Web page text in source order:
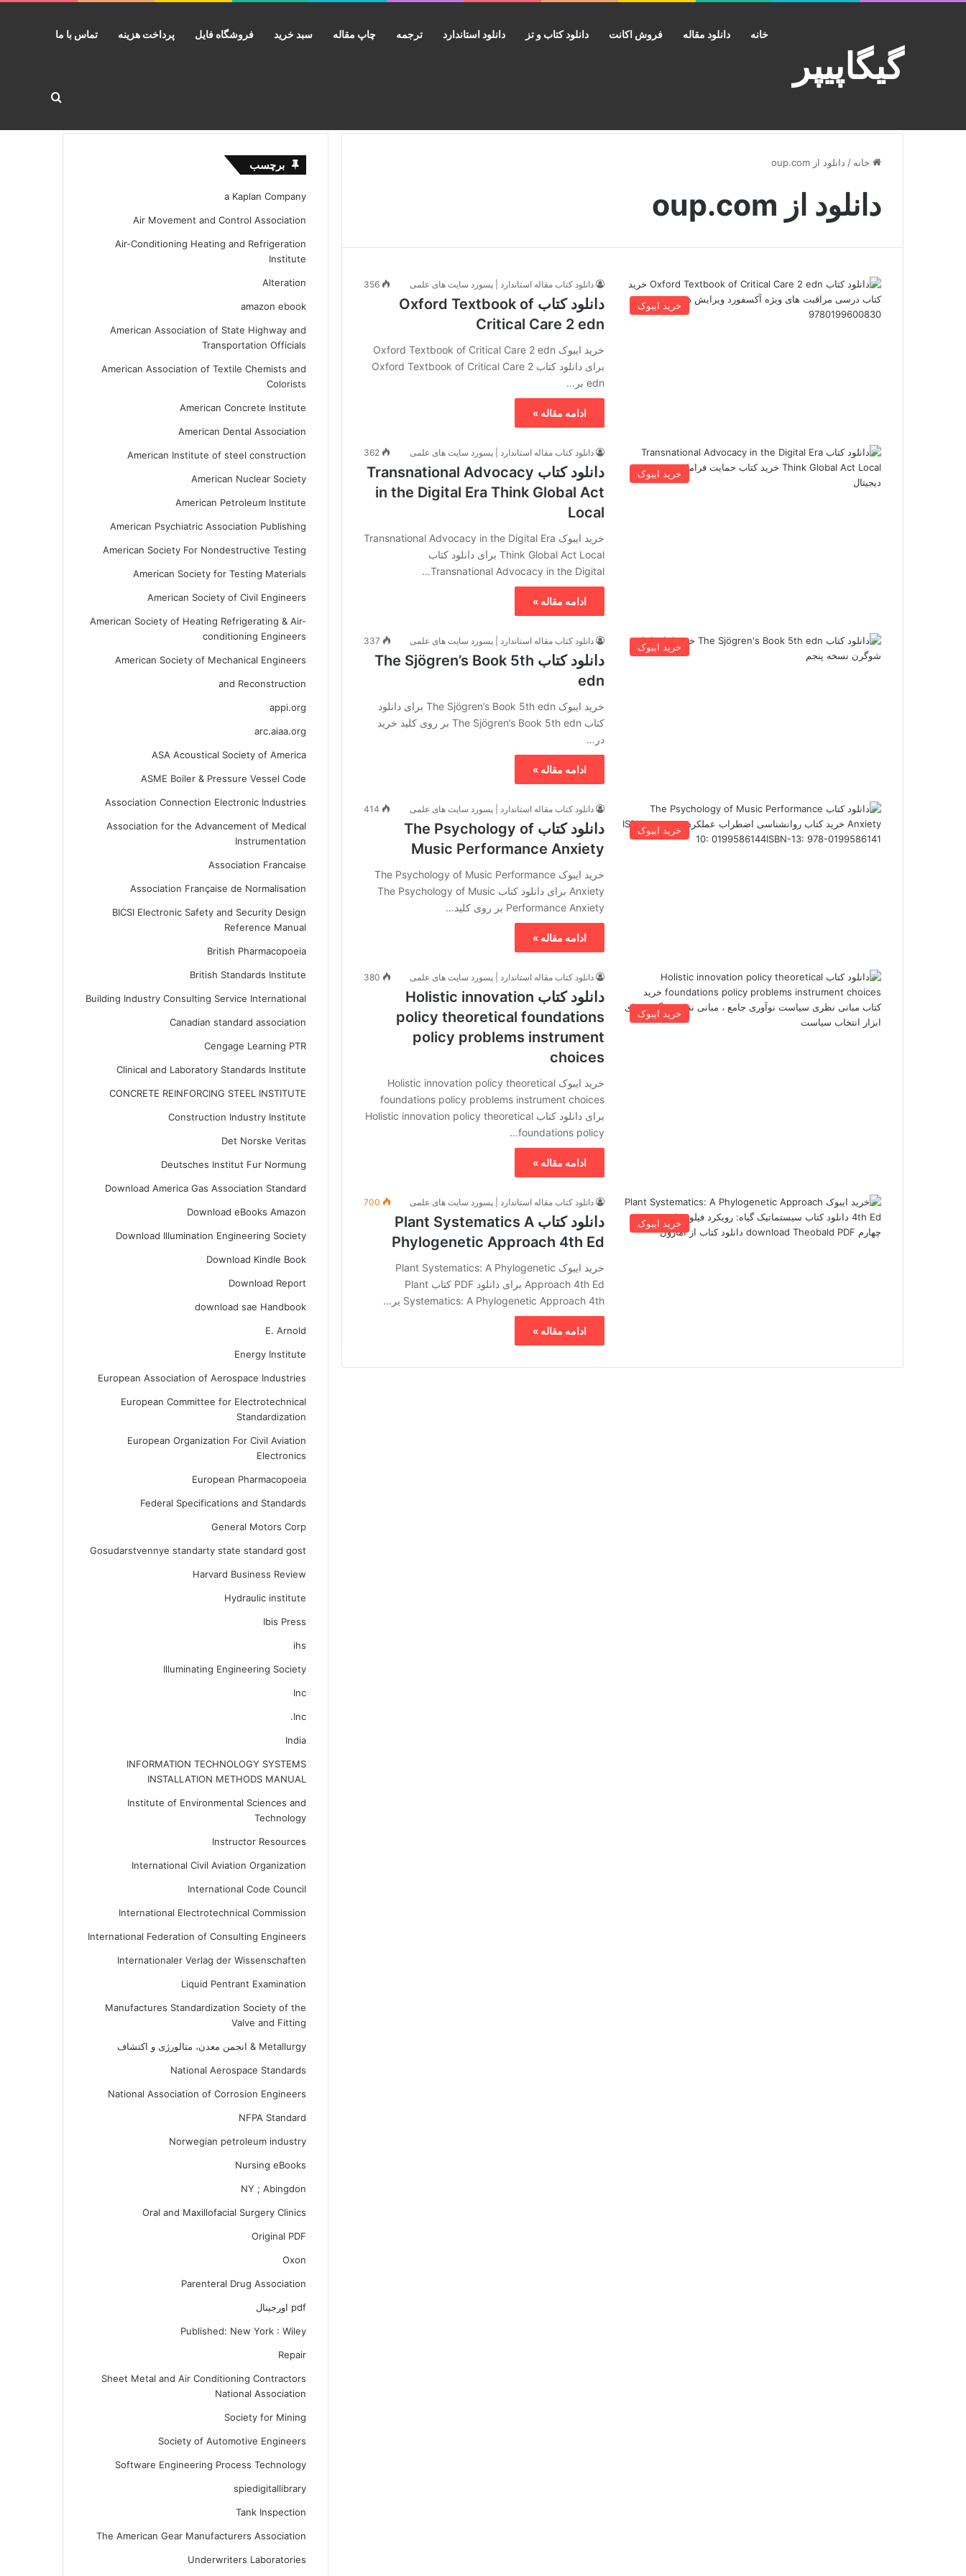
گیگاپیپر
خانه دانلود مقاله فروش اکانت دانلود کتاب و تز دانلود استاندارد ترجمه چاپ مقاله سبد خرید فروشگاه فایل پرداخت هزینه تماس با ما
جستجو
خانه / دانلود از oup.com
دانلود از oup.com
خرید ایبوک
دانلود کتاب مقاله استاندارد | پسورد سایت های علمی 356
دانلود کتاب Oxford Textbook of
Critical Care 2 edn
خرید ایبوک Oxford Textbook of Critical Care 2 edn
برای دانلود کتاب Oxford Textbook of Critical Care 2
edn بر…
ادامه مقاله »
خرید ایبوک
دانلود کتاب مقاله استاندارد | پسورد سایت های علمی 362
دانلود کتاب Transnational Advocacy
in the Digital Era Think Global Act
Local
خرید ایبوک Transnational Advocacy in the Digital Era
Think Global Act Local برای دانلود کتاب
Transnational Advocacy in the Digital…
ادامه مقاله »
خرید ایبوک
دانلود کتاب مقاله استاندارد | پسورد سایت های علمی 337
دانلود کتاب The Sjögren’s Book 5th
edn
خرید ایبوک The Sjögren’s Book 5th edn برای دانلود
کتاب The Sjögren’s Book 5th edn بر روی کلید خرید
در…
ادامه مقاله »
خرید ایبوک
دانلود کتاب مقاله استاندارد | پسورد سایت های علمی 414
دانلود کتاب The Psychology of
Music Performance Anxiety
خرید ایبوک The Psychology of Music Performance
Anxiety برای دانلود کتاب The Psychology of Music
Performance Anxiety بر روی کلید…
ادامه مقاله »
خرید ایبوک
دانلود کتاب مقاله استاندارد | پسورد سایت های علمی 380
دانلود کتاب Holistic innovation
policy theoretical foundations
policy problems instrument
choices
خرید ایبوک Holistic innovation policy theoretical
foundations policy problems instrument choices
برای دانلود کتاب Holistic innovation policy theoretical
foundations policy…
ادامه مقاله »
خرید ایبوک
دانلود کتاب مقاله استاندارد | پسورد سایت های علمی 700
دانلود کتاب Plant Systematics A
Phylogenetic Approach 4th Ed
خرید ایبوک Plant Systematics: A Phylogenetic
Approach 4th Ed برای دانلود PDF کتاب Plant
Systematics: A Phylogenetic Approach 4th بر…
ادامه مقاله »
برچسب
a Kaplan Company
Air Movement and Control Association
Air-Conditioning Heating and Refrigeration
Institute
Alteration
amazon ebook
American Association of State Highway and
Transportation Officials
American Association of Textile Chemists and
Colorists
American Concrete Institute
American Dental Association
American Institute of steel construction
American Nuclear Society
American Petroleum Institute
American Psychiatric Association Publishing
American Society For Nondestructive Testing
American Society for Testing Materials
American Society of Civil Engineers
American Society of Heating Refrigerating & Air-
conditioning Engineers
American Society of Mechanical Engineers
and Reconstruction
appi.org
arc.aiaa.org
ASA Acoustical Society of America
ASME Boiler & Pressure Vessel Code
Association Connection Electronic Industries
Association for the Advancement of Medical
Instrumentation
Association Francaise
Association Française de Normalisation
BICSI Electronic Safety and Security Design
Reference Manual
British Pharmacopoeia
British Standards Institute
Building Industry Consulting Service International
Canadian standard association
Cengage Learning PTR
Clinical and Laboratory Standards Institute
CONCRETE REINFORCING STEEL INSTITUTE
Construction Industry Institute
Det Norske Veritas
Deutsches Institut Fur Normung
Download America Gas Association Standard
Download eBooks Amazon
Download Illumination Engineering Society
Download Kindle Book
Download Report
download sae Handbook
E. Arnold
Energy Institute
European Association of Aerospace Industries
European Committee for Electrotechnical
Standardization
European Organization For Civil Aviation
Electronics
European Pharmacopoeia
Federal Specifications and Standards
General Motors Corp
Gosudarstvennye standarty state standard gost
Harvard Business Review
Hydraulic institute
Ibis Press
ihs
Illuminating Engineering Society
Inc
Inc.
India
INFORMATION TECHNOLOGY SYSTEMS
INSTALLATION METHODS MANUAL
Institute of Environmental Sciences and
Technology
Instructor Resources
International Civil Aviation Organization
International Code Council
International Electrotechnical Commission
International Federation of Consulting Engineers
Internationaler Verlag der Wissenschaften
Liquid Pentrant Examination
Manufactures Standardization Society of the
Valve and Fitting
Metallurgy & انجمن معدن، متالورژی و اکتشاف
National Aerospace Standards
National Association of Corrosion Engineers
NFPA Standard
Norwegian petroleum industry
Nursing eBooks
NY ; Abingdon
Oral and Maxillofacial Surgery Clinics
Original PDF
Oxon
Parenteral Drug Association
pdf اورجینال
Published: New York : Wiley
Repair
Sheet Metal and Air Conditioning Contractors
National Association
Society for Mining
Society of Automotive Engineers
Software Engineering Process Technology
spiedigitallibrary
Tank Inspection
The American Gear Manufacturers Association
Underwriters Laboratories